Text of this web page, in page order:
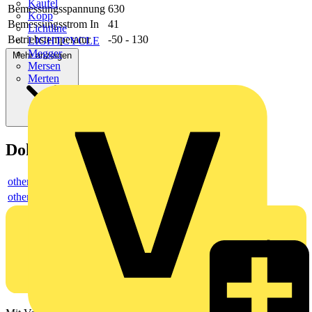
Kaufel
Kopp
Lichtline
LIGHTCYCLE
Megger
Mersen
Merten
Bemessungsspannung 630
Bemessungsstrom In
41
Betriebstemperatur
-50 - 130
Mehr anzeigen
Dokumente
others
others